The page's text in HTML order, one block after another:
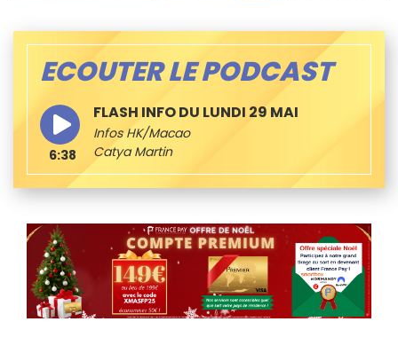
ECOUTER LE PODCAST
FLASH INFO DU LUNDI 29 MAI
Infos HK/Macao
Catya Martin
6:38